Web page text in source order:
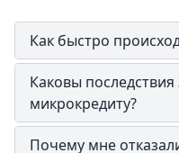
Как быстро
Каковы
микрокредиту?
Почему мне